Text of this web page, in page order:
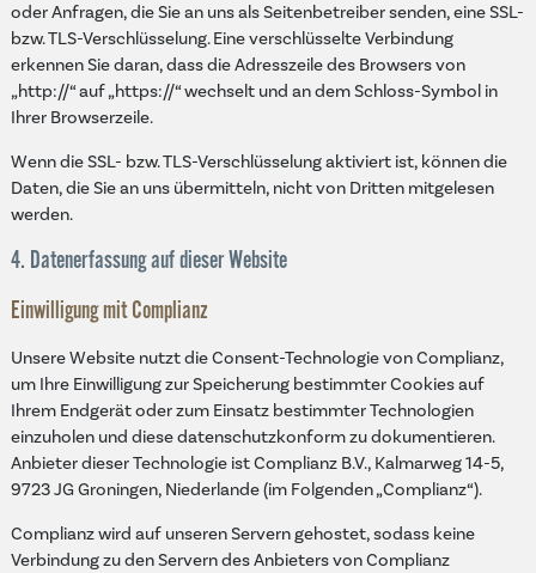
oder Anfragen, die Sie an uns als Seitenbetreiber senden, eine SSL-
bzw. TLS-Verschlüsselung. Eine verschlüsselte Verbindung
erkennen Sie daran, dass die Adresszeile des Browsers von
„http://“ auf „https://“ wechselt und an dem Schloss-Symbol in
Ihrer Browserzeile.
Wenn die SSL- bzw. TLS-Verschlüsselung aktiviert ist, können die
Daten, die Sie an uns übermitteln, nicht von Dritten mitgelesen
werden.
4. Datenerfassung auf dieser Website
Einwilligung mit Complianz
Unsere Website nutzt die Consent-Technologie von Complianz,
um Ihre Einwilligung zur Speicherung bestimmter Cookies auf
Ihrem Endgerät oder zum Einsatz bestimmter Technologien
einzuholen und diese datenschutzkonform zu dokumentieren.
Anbieter dieser Technologie ist Complianz B.V., Kalmarweg 14-5,
9723 JG Groningen, Niederlande (im Folgenden „Complianz“).
Complianz wird auf unseren Servern gehostet, sodass keine
Verbindung zu den Servern des Anbieters von Complianz